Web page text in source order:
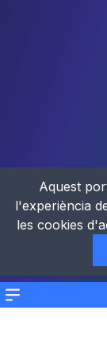
Menu
Aquest
l'experiència
les cookies